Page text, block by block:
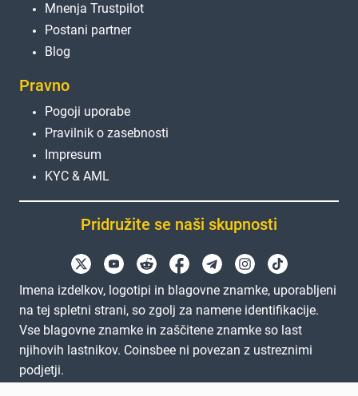
Mnenja Trustpilot
Postani partner
Blog
Pravno
Pogoji uporabe
Pravilnik o zasebnosti
Impresum
KYC & AML
Pridružite se naši skupnosti
Imena izdelkov, logotipi in blagovne znamke, uporabljeni
na tej spletni strani, so zgolj za namene identifikacije.
Vse blagovne znamke in zaščitene znamke so last
njihovih lastnikov. Coinsbee ni povezan z ustreznimi
podjetji.